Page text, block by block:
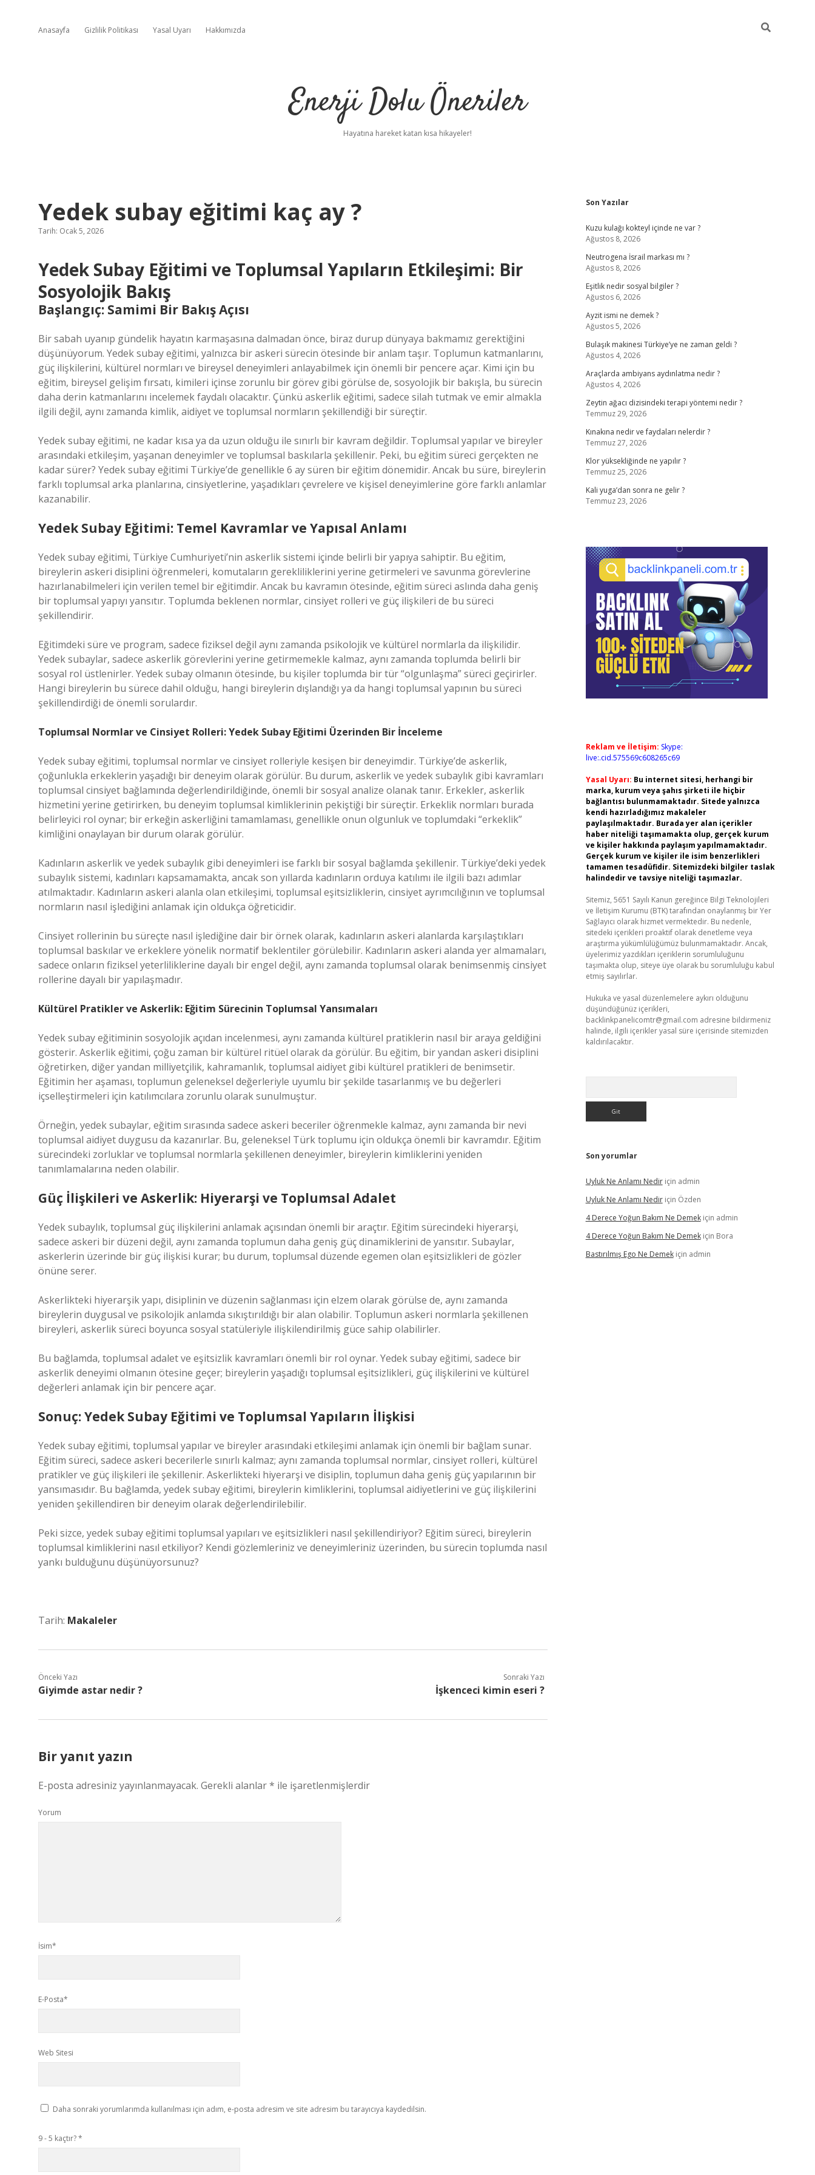
Anasayfa Gizlilik Politikası Yasal Uyarı Hakkımızda
Enerji Dolu Öneriler
Hayatına hareket katan kısa hikayeler!
Yedek subay eğitimi kaç ay ?
Tarih: Ocak 5, 2026
Yedek Subay Eğitimi ve Toplumsal Yapıların Etkileşimi: Bir
Sosyolojik Bakış
Başlangıç: Samimi Bir Bakış Açısı
Bir sabah uyanıp gündelik hayatın karmaşasına dalmadan önce, biraz durup dünyaya bakmamız gerektiğini
düşünüyorum. Yedek subay eğitimi, yalnızca bir askeri sürecin ötesinde bir anlam taşır. Toplumun katmanlarını,
güç ilişkilerini, kültürel normları ve bireysel deneyimleri anlayabilmek için önemli bir pencere açar. Kimi için bu
eğitim, bireysel gelişim fırsatı, kimileri içinse zorunlu bir görev gibi görülse de, sosyolojik bir bakışla, bu sürecin
daha derin katmanlarını incelemek faydalı olacaktır. Çünkü askerlik eğitimi, sadece silah tutmak ve emir almakla
ilgili değil, aynı zamanda kimlik, aidiyet ve toplumsal normların şekillendiği bir süreçtir.
Yedek subay eğitimi, ne kadar kısa ya da uzun olduğu ile sınırlı bir kavram değildir. Toplumsal yapılar ve bireyler
arasındaki etkileşim, yaşanan deneyimler ve toplumsal baskılarla şekillenir. Peki, bu eğitim süreci gerçekten ne
kadar sürer? Yedek subay eğitimi Türkiye’de genellikle 6 ay süren bir eğitim dönemidir. Ancak bu süre, bireylerin
farklı toplumsal arka planlarına, cinsiyetlerine, yaşadıkları çevrelere ve kişisel deneyimlerine göre farklı anlamlar
kazanabilir.
Yedek Subay Eğitimi: Temel Kavramlar ve Yapısal Anlamı
Yedek subay eğitimi, Türkiye Cumhuriyeti’nin askerlik sistemi içinde belirli bir yapıya sahiptir. Bu eğitim,
bireylerin askeri disiplini öğrenmeleri, komutaların gerekliliklerini yerine getirmeleri ve savunma görevlerine
hazırlanabilmeleri için verilen temel bir eğitimdir. Ancak bu kavramın ötesinde, eğitim süreci aslında daha geniş
bir toplumsal yapıyı yansıtır. Toplumda beklenen normlar, cinsiyet rolleri ve güç ilişkileri de bu süreci
şekillendirir.
Eğitimdeki süre ve program, sadece fiziksel değil aynı zamanda psikolojik ve kültürel normlarla da ilişkilidir.
Yedek subaylar, sadece askerlik görevlerini yerine getirmemekle kalmaz, aynı zamanda toplumda belirli bir
sosyal rol üstlenirler. Yedek subay olmanın ötesinde, bu kişiler toplumda bir tür “olgunlaşma” süreci geçirirler.
Hangi bireylerin bu sürece dahil olduğu, hangi bireylerin dışlandığı ya da hangi toplumsal yapının bu süreci
şekillendirdiği de önemli sorulardır.
Toplumsal Normlar ve Cinsiyet Rolleri: Yedek Subay Eğitimi Üzerinden Bir İnceleme
Yedek subay eğitimi, toplumsal normlar ve cinsiyet rolleriyle kesişen bir deneyimdir. Türkiye’de askerlik,
çoğunlukla erkeklerin yaşadığı bir deneyim olarak görülür. Bu durum, askerlik ve yedek subaylık gibi kavramları
toplumsal cinsiyet bağlamında değerlendirildiğinde, önemli bir sosyal analize olanak tanır. Erkekler, askerlik
hizmetini yerine getirirken, bu deneyim toplumsal kimliklerinin pekiştiği bir süreçtir. Erkeklik normları burada
belirleyici rol oynar; bir erkeğin askerliğini tamamlaması, genellikle onun olgunluk ve toplumdaki “erkeklik”
kimliğini onaylayan bir durum olarak görülür.
Kadınların askerlik ve yedek subaylık gibi deneyimleri ise farklı bir sosyal bağlamda şekillenir. Türkiye’deki yedek
subaylık sistemi, kadınları kapsamamakta, ancak son yıllarda kadınların orduya katılımı ile ilgili bazı adımlar
atılmaktadır. Kadınların askeri alanla olan etkileşimi, toplumsal eşitsizliklerin, cinsiyet ayrımcılığının ve toplumsal
normların nasıl işlediğini anlamak için oldukça öğreticidir.
Cinsiyet rollerinin bu süreçte nasıl işlediğine dair bir örnek olarak, kadınların askeri alanlarda karşılaştıkları
toplumsal baskılar ve erkeklere yönelik normatif beklentiler görülebilir. Kadınların askeri alanda yer almamaları,
sadece onların fiziksel yeterliliklerine dayalı bir engel değil, aynı zamanda toplumsal olarak benimsenmiş cinsiyet
rollerine dayalı bir yapılaşmadır.
Kültürel Pratikler ve Askerlik: Eğitim Sürecinin Toplumsal Yansımaları
Yedek subay eğitiminin sosyolojik açıdan incelenmesi, aynı zamanda kültürel pratiklerin nasıl bir araya geldiğini
gösterir. Askerlik eğitimi, çoğu zaman bir kültürel ritüel olarak da görülür. Bu eğitim, bir yandan askeri disiplini
öğretirken, diğer yandan milliyetçilik, kahramanlık, toplumsal aidiyet gibi kültürel pratikleri de benimsetir.
Eğitimin her aşaması, toplumun geleneksel değerleriyle uyumlu bir şekilde tasarlanmış ve bu değerleri
içselleştirmeleri için katılımcılara zorunlu olarak sunulmuştur.
Örneğin, yedek subaylar, eğitim sırasında sadece askeri beceriler öğrenmekle kalmaz, aynı zamanda bir nevi
toplumsal aidiyet duygusu da kazanırlar. Bu, geleneksel Türk toplumu için oldukça önemli bir kavramdır. Eğitim
sürecindeki zorluklar ve toplumsal normlarla şekillenen deneyimler, bireylerin kimliklerini yeniden
tanımlamalarına neden olabilir.
Güç İlişkileri ve Askerlik: Hiyerarşi ve Toplumsal Adalet
Yedek subaylık, toplumsal güç ilişkilerini anlamak açısından önemli bir araçtır. Eğitim sürecindeki hiyerarşi,
sadece askeri bir düzeni değil, aynı zamanda toplumun daha geniş güç dinamiklerini de yansıtır. Subaylar,
askerlerin üzerinde bir güç ilişkisi kurar; bu durum, toplumsal düzende egemen olan eşitsizlikleri de gözler
önüne serer.
Askerlikteki hiyerarşik yapı, disiplinin ve düzenin sağlanması için elzem olarak görülse de, aynı zamanda
bireylerin duygusal ve psikolojik anlamda sıkıştırıldığı bir alan olabilir. Toplumun askeri normlarla şekillenen
bireyleri, askerlik süreci boyunca sosyal statüleriyle ilişkilendirilmiş güce sahip olabilirler.
Bu bağlamda, toplumsal adalet ve eşitsizlik kavramları önemli bir rol oynar. Yedek subay eğitimi, sadece bir
askerlik deneyimi olmanın ötesine geçer; bireylerin yaşadığı toplumsal eşitsizlikleri, güç ilişkilerini ve kültürel
değerleri anlamak için bir pencere açar.
Sonuç: Yedek Subay Eğitimi ve Toplumsal Yapıların İlişkisi
Yedek subay eğitimi, toplumsal yapılar ve bireyler arasındaki etkileşimi anlamak için önemli bir bağlam sunar.
Eğitim süreci, sadece askeri becerilerle sınırlı kalmaz; aynı zamanda toplumsal normlar, cinsiyet rolleri, kültürel
pratikler ve güç ilişkileri ile şekillenir. Askerlikteki hiyerarşi ve disiplin, toplumun daha geniş güç yapılarının bir
yansımasıdır. Bu bağlamda, yedek subay eğitimi, bireylerin kimliklerini, toplumsal aidiyetlerini ve güç ilişkilerini
yeniden şekillendiren bir deneyim olarak değerlendirilebilir.
Peki sizce, yedek subay eğitimi toplumsal yapıları ve eşitsizlikleri nasıl şekillendiriyor? Eğitim süreci, bireylerin
toplumsal kimliklerini nasıl etkiliyor? Kendi gözlemleriniz ve deneyimleriniz üzerinden, bu sürecin toplumda nasıl
yankı bulduğunu düşünüyorsunuz?
Tarih: Makaleler
Önceki Yazı
Giyimde astar nedir ?
Sonraki Yazı
İşkenceci kimin eseri ?
Bir yanıt yazın
E-posta adresiniz yayınlanmayacak. Gerekli alanlar* ile işaretlenmişlerdir
Yorum
İsim*
E-Posta*
Web Sitesi
Daha sonraki yorumlarımda kullanılması için adım, e-posta adresim ve site adresim bu tarayıcıya kaydedilsin.
9 - 5 kaçtır?*
Sidebar
Son Yazılar
Kuzu kulağı kokteyl içinde ne var ?
Ağustos 8, 2026
Neutrogena İsrail markası mı ?
Ağustos 8, 2026
Eşitlik nedir sosyal bilgiler ?
Ağustos 6, 2026
Ayzit ismi ne demek ?
Ağustos 5, 2026
Bulaşık makinesi Türkiye’ye ne zaman geldi ?
Ağustos 4, 2026
Araçlarda ambiyans aydınlatma nedir ?
Ağustos 4, 2026
Zeytin ağacı dizisindeki terapi yöntemi nedir ?
Temmuz 29, 2026
Kınakına nedir ve faydaları nelerdir ?
Temmuz 27, 2026
Klor yüksekliğinde ne yapılır ?
Temmuz 25, 2026
Kali yuga’dan sonra ne gelir ?
Temmuz 23, 2026
Reklam ve İletişim: Skype:
live:.cid.575569c608265c69
Yasal Uyarı: Bu internet sitesi, herhangi bir
marka, kurum veya şahıs şirketi ile hiçbir
bağlantısı bulunmamaktadır. Sitede yalnızca
kendi hazırladığımız makaleler
paylaşılmaktadır. Burada yer alan içerikler
haber niteliği taşımamakta olup, gerçek kurum
ve kişiler hakkında paylaşım yapılmamaktadır.
Gerçek kurum ve kişiler ile isim benzerlikleri
tamamen tesadüfidir. Sitemizdeki bilgiler taslak
halindedir ve tavsiye niteliği taşımazlar.
Sitemiz, 5651 Sayılı Kanun gereğince Bilgi Teknolojileri
ve İletişim Kurumu (BTK) tarafından onaylanmış bir Yer
Sağlayıcı olarak hizmet vermektedir. Bu nedenle,
sitedeki içerikleri proaktif olarak denetleme veya
araştırma yükümlülüğümüz bulunmamaktadır. Ancak,
üyelerimiz yazdıkları içeriklerin sorumluluğunu
taşımakta olup, siteye üye olarak bu sorumluluğu kabul
etmiş sayılırlar.
Hukuka ve yasal düzenlemelere aykırı olduğunu
düşündüğünüz içerikleri,
backlinkpanelicomtr@gmail.com adresine bildirmeniz
halinde, ilgili içerikler yasal süre içerisinde sitemizden
kaldırılacaktır.
Son yorumlar
Uyluk Ne Anlamı Nediriçin admin
Uyluk Ne Anlamı Nediriçin Özden
4 Derece Yoğun Bakım Ne Demekiçin admin
4 Derece Yoğun Bakım Ne Demekiçin Bora
Bastırılmış Ego Ne Demekiçin admin